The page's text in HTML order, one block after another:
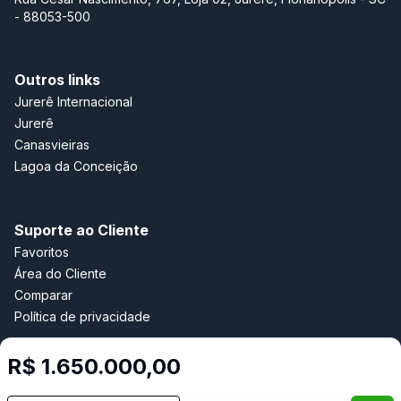
R$ 1.650.000,00
- 88053-500
Outros links
Jurerê Internacional
Jurerê
Canasvieiras
Lagoa da Conceição
Suporte ao Cliente
Favoritos
Área do Cliente
Comparar
Política de privacidade